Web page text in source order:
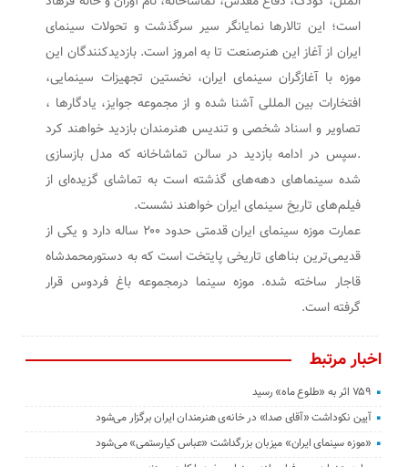
است؛ این تالارها نمایانگر سیر سرگذشت و تحولات سینمای
ایران از آغاز این هنرصنعت تا به امروز است. بازدیدکنندگان این
موزه با آغازگران سینمای ایران، نخستین تجهیزات سینمایی،
افتخارات بین المللی آشنا شده و از مجموعه جوایز، یادگارها ،
تصاویر و اسناد شخصی و تندیس هنرمندان بازدید خواهند کرد
.سپس در ادامه بازدید در سالن تماشاخانه که مدل بازسازی
شده سینماهای دهه‌های گذشته است به تماشای گزیده‌ای از
فیلم‌های تاریخ سینمای ایران خواهند نشست.
عمارت موزه سینمای ایران قدمتی حدود ۲۰۰ ساله دارد و یکی از
قدیمی‌ترین بناهای تاریخی پایتخت است که به دستورمحمدشاه
قاجار ساخته شده. موزه سینما درمجموعه باغ فردوس قرار
گرفته است.
اخبار مرتبط
۷۵۹ اثر به «طلوع ماه» رسید
آیین نکوداشت «آقای صدا» در خانه‌ی هنرمندان ایران برگزار می‌شود
«موزه سینمای ایران» میزبان بزرگداشت «عباس کیارستمی» می‌شود